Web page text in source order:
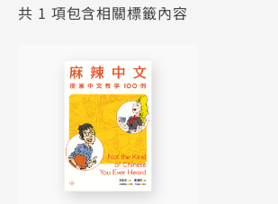
共 1 項包含相關標籤內容